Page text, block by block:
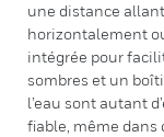
une distance
horizontalement
intégrée pour
sombres et un
l’eau sont autant
fiable, même